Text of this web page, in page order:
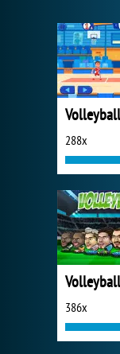
288x
386x